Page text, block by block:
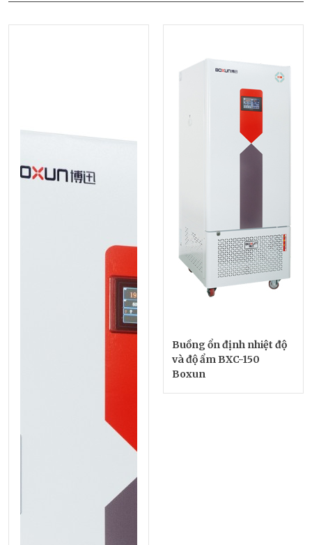
Buồng ổn định nhiệt độ
và độ ẩm BXC-150
Boxun